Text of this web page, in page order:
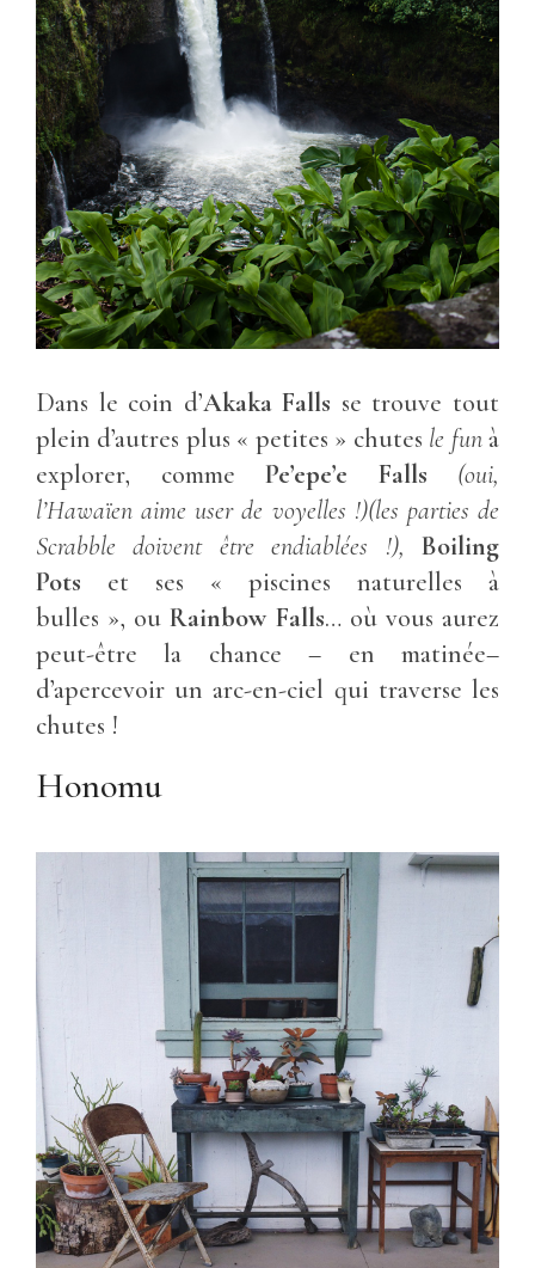
Dans le coin d’Akaka Falls se trouve tout
plein d’autres plus « petites » chutes le funà
explorer, comme Pe’epe’e Falls
(oui,
l’Hawaïen aime user de voyelles !)(les parties de
Scrabble doivent être endiablées !), Boiling
Pots
et ses « piscines naturelles à
bulles », ouRainbow Falls… où vous aurez
peut-être la chance – en matinée–
d’apercevoir un arc-en-ciel qui traverse les
chutes !
Honomu